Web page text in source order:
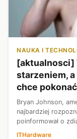
NAUKA I
[aktualnosci]
starzeniem, a
chce
Bryan Johnson,
najbardziej
poinformował o
ITHardware